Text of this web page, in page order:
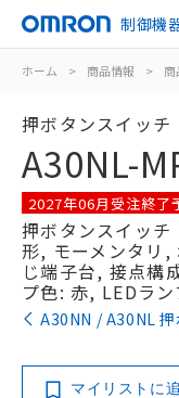
制御機
ホーム > 商品情報 > 商
押ボタンスイッチ
A30NL-
2027年06月受注終了
押ボタンスイッ
形, モーメンタリ
じ端子台, 接点構
プ色: 赤, LEDラ
A30NN / A30NL
マイリストに